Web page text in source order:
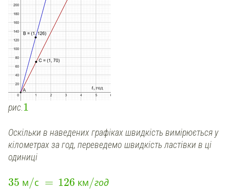
рис.1
Оскільки в наведених графіках швидкість вимірюється у
кілометрах за год, переведемо швидкість ластівки в ці
одиниці
35 м/с = 126 км/год